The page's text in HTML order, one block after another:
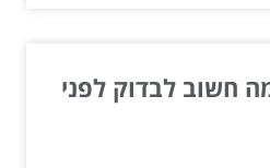
מה חשוב לבדוק לפני